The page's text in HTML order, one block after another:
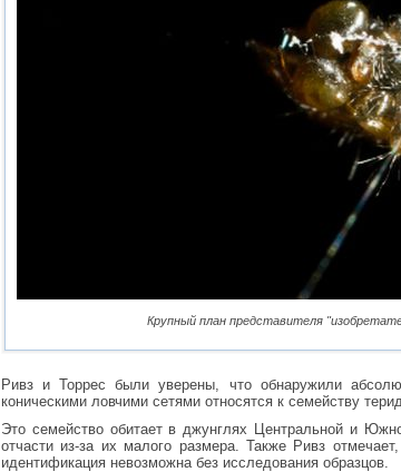
Крупный план представителя
Ривз и Торрес были уверены, что обнаружили
коническими ловчими сетями относятся к семейству
Это семейство обитает в джунглях Центральной и
отчасти из-за их малого размера. Также Ривз
идентификация невозможна без исследования образцов.